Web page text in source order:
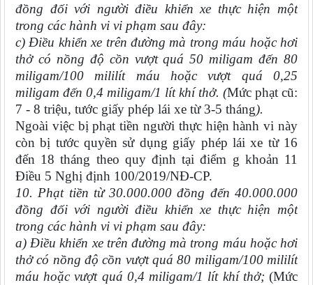
đồng đối với người điều khiển xe thực hiện một
trong các hành vi vi phạm sau đây:
c) Điều khiển xe trên đường mà trong máu hoặc hơi
thở có nồng độ cồn vượt quá 50 miligam đến 80
miligam/100 mililít máu hoặc vượt quá 0,25
miligam đến 0,4 miligam/1 lít khí thở. (Mức phạt cũ:
7 - 8 triệu, tước giấy phép lái xe từ 3-5 tháng).
Ngoài việc bị phạt tiền người thực hiện hành vi này
còn bị tước quyền sử dụng giấy phép lái xe từ 16
đến 18 tháng theo quy định tại điểm g khoản 11
Điều 5 Nghị định 100/2019/NĐ-CP.
10. Phạt tiền từ 30.000.000 đồng đến 40.000.000
đồng đối với người điều khiển xe thực hiện một
trong các hành vi vi phạm sau đây:
a) Điều khiển xe trên đường mà trong máu hoặc hơi
thở có nồng độ cồn vượt quá 80 miligam/100 mililít
máu hoặc vượt quá 0,4 miligam/1 lít khí thở; (Mức